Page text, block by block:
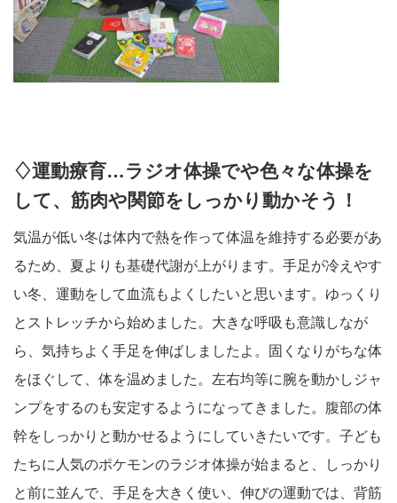
♢運動療育…ラジオ体操でや色々な体操を
して、筋肉や関節をしっかり動かそう！
気温が低い冬は体内で熱を作って体温を維持する必要があ
るため、夏よりも基礎代謝が上がります。手足が冷えやす
い冬、運動をして血流もよくしたいと思います。ゆっくり
とストレッチから始めました。大きな呼吸も意識しなが
ら、気持ちよく手足を伸ばしましたよ。固くなりがちな体
をほぐして、体を温めました。左右均等に腕を動かしジャ
ンプをするのも安定するようになってきました。腹部の体
幹をしっかりと動かせるようにしていきたいです。子ども
たちに人気のポケモンのラジオ体操が始まると、しっかり
と前に並んで、手足を大きく使い、伸びの運動では、背筋